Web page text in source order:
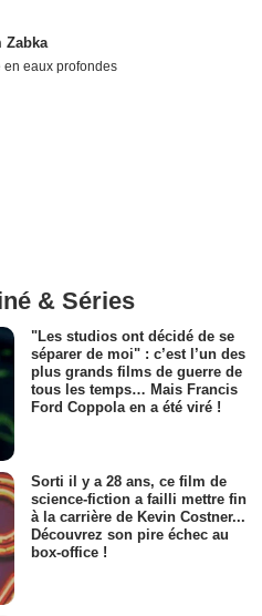
Zabka
en eaux profondes
& Séries
"Les studios ont décidé de se
séparer de moi" : c’est l’un des
plus grands films de guerre de
tous les temps… Mais Francis
Ford Coppola en a été viré !
Sorti il y a 28 ans, ce film de
science-fiction a failli mettre fin
à la carrière de Kevin Costner...
Découvrez son pire échec au
box-office !